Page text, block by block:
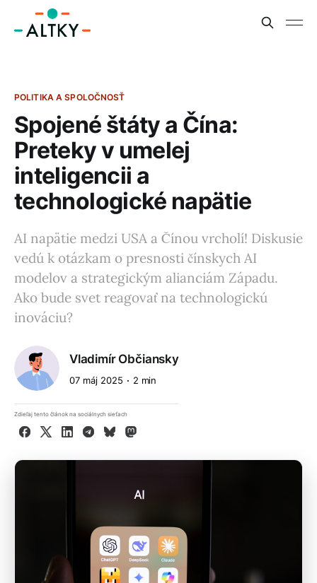
POLITIKA A SPOLOČNOSŤ
Spojené štáty a Čína:
Preteky v umelej
inteligencii a
technologické napätie
AI napätie medzi USA a Čínou vrcholí! Diskusie
vedú k otázkam o presnosti čínskych AI
modelov a strategickým alianciám Západu.
Ako bude svet reagovať na technologickú
inováciu?
Vladimír Občiansky
07 máj 2025 2 min
Zdieľaj tento článok na sociálnych sieťach
Facebook
X LinkedInTelegram
BlueskyMastodon